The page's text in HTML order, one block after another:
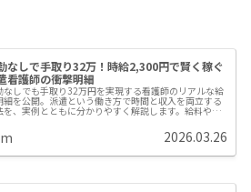
なしで手取り32万！時給2,300円で賢く稼ぐ
看護師の衝撃明細
なしでも手取り32万円を実現する看護師のリアルな給
細を公開。派遣という働き方で時間と収入を両立する
を、実例とともに分かりやすく解説します。給料や働
2026.03.26